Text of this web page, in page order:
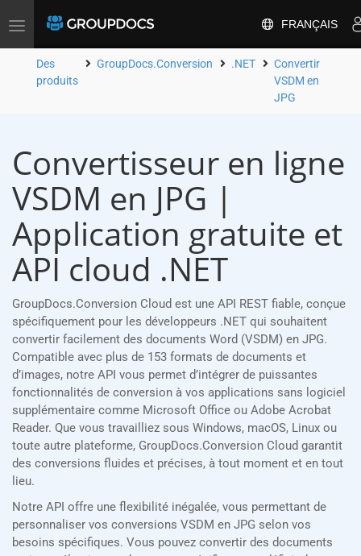
Toggle
FRANÇAIS
Des
produits
GroupDocs.Conversion .NET
Convertir
VSDM en
JPG
Convertisseur en ligne
VSDM en JPG |
Application gratuite et
API cloud .NET
GroupDocs.Conversion Cloud est une API REST fiable, conçue
spécifiquement pour les développeurs .NET qui souhaitent
convertir facilement des documents Word (VSDM) en JPG.
Compatible avec plus de 153 formats de documents et
d’images, notre API vous permet d’intégrer de puissantes
fonctionnalités de conversion à vos applications sans logiciel
supplémentaire comme Microsoft Office ou Adobe Acrobat
Reader. Que vous travailliez sous Windows, macOS, Linux ou
toute autre plateforme, GroupDocs.Conversion Cloud garantit
des conversions fluides et précises, à tout moment et en tout
lieu.
Notre API offre une flexibilité inégalée, vous permettant de
personnaliser vos conversions VSDM en JPG selon vos
besoins spécifiques. Vous pouvez convertir des documents